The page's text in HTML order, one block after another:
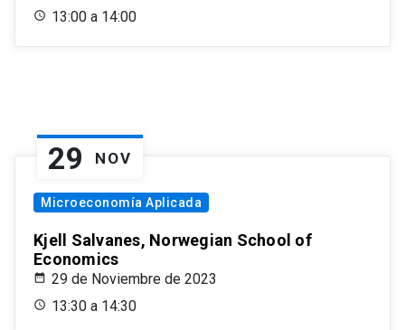
13:00 a 14:00
29 NOV
Microeconomía Aplicada
Kjell Salvanes, Norwegian School of
Economics
29 de Noviembre de 2023
13:30 a 14:30